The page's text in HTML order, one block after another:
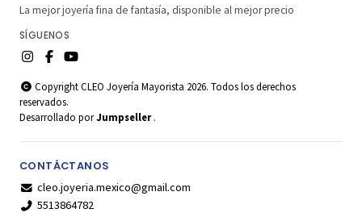
La mejor joyería fina de fantasía, disponible al mejor precio
SÍGUENOS
Copyright CLEO Joyería Mayorista 2026. Todos los derechos
reservados.
Desarrollado porJumpseller .
CONTÁCTANOS
cleo.joyeria.mexico@gmail.com
5513864782